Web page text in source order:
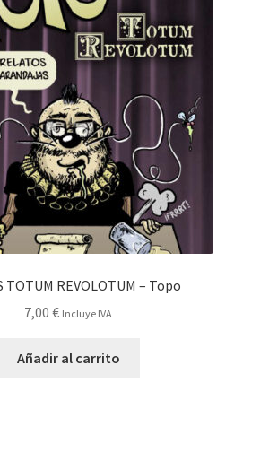
TOTUM REVOLOTUM – Topo
7,00 € Incluye IVA
Añadir al carrito